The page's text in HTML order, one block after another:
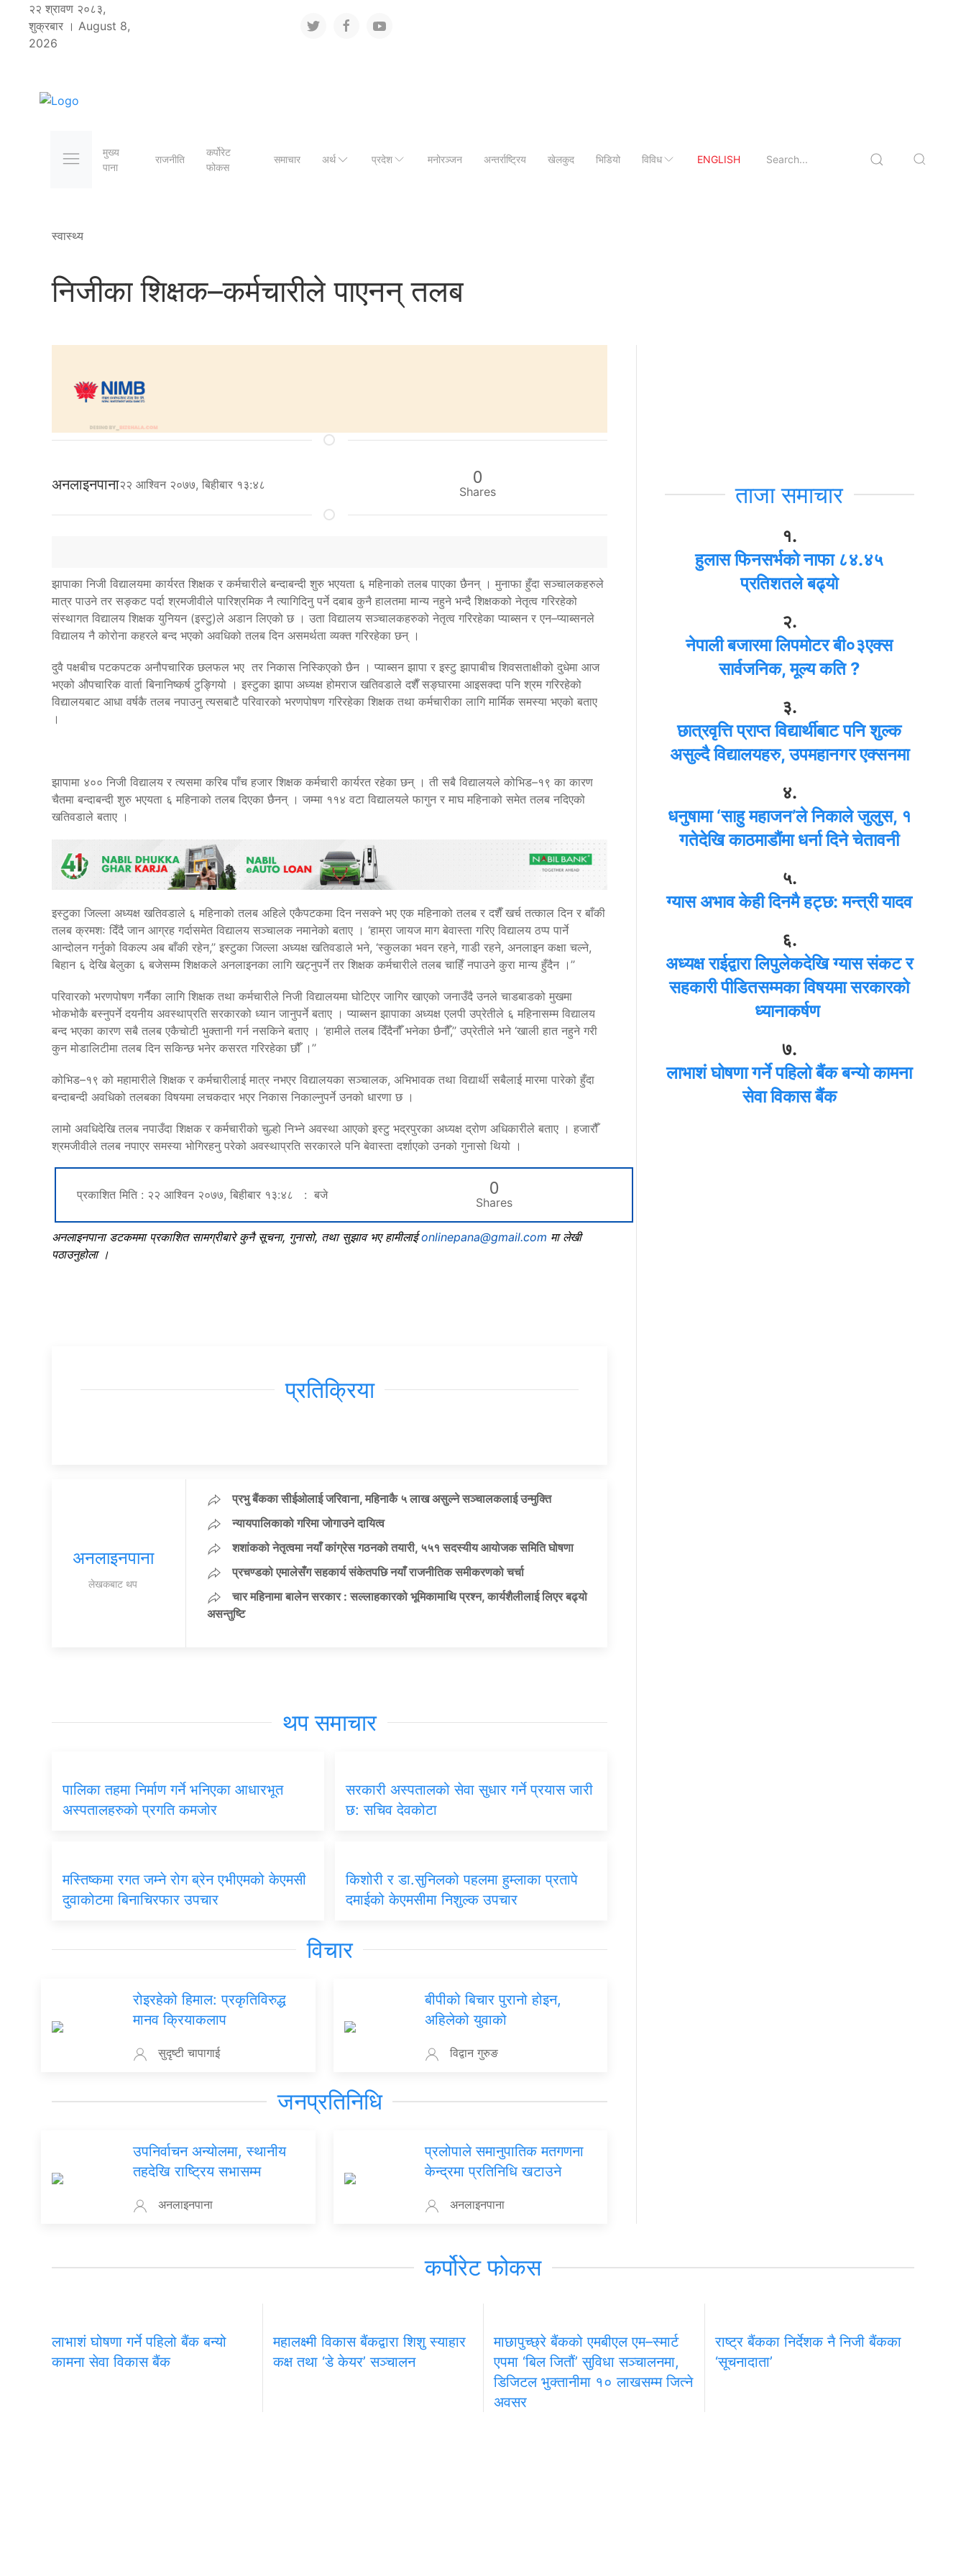
२२ श्रावण २०८३,
शुक्रबार । August 8,
2026
मुख्य
पाना
राजनीति
कर्पोरेट
फोकस
समाचार अर्थ प्रदेश मनोरञ्जन अन्तर्राष्ट्रिय खेलकुद भिडियो विविध ENGLISH
स्वास्थ्य
निजीका शिक्षक–कर्मचारीले पाएनन् तलब
अनलाइनपाना२२ आश्विन २०७७, बिहीबार १३:४८ 0
Shares
झापाका निजी विद्यालयमा कार्यरत शिक्षक र कर्मचारीले बन्दाबन्दी शुरु भएयता ६ महिनाको तलब पाएका छैनन् । मुनाफा हुँदा सञ्चालकहरुले
मात्र पाउने तर सङ्कट पर्दा श्रमजीवीले पारिश्रमिक नै त्यागिदिनु पर्ने दबाब कुनै हालतमा मान्य नहुने भन्दै शिक्षकको नेतृत्व गरिरहेको
संस्थागत विद्यालय शिक्षक युनियन (इस्टु)ले अडान लिएको छ । उता विद्यालय सञ्चालकहरुको नेतृत्व गरिरहेका प्याब्सन र एन–प्याब्सनले
विद्यालय नै कोरोना कहरले बन्द भएको अवधिको तलब दिन असमर्थता व्यक्त गरिरहेका छन् ।
दुवै पक्षबीच पटकपटक अनौपचारिक छलफल भए तर निकास निस्किएको छैन । प्याब्सन झापा र इस्टु झापाबीच शिवसताक्षीको दुधेमा आज
भएको औपचारिक वार्ता बिनानिष्कर्ष टुङ्गियो । इस्टुका झापा अध्यक्ष होमराज खतिवडाले दशैँ सङ्घारमा आइसक्दा पनि श्रम गरिरहेको
विद्यालयबाट आधा वर्षकै तलब नपाउनु त्यसबाटै परिवारको भरणपोषण गरिरहेका शिक्षक तथा कर्मचारीका लागि मार्मिक समस्या भएको बताए
।
झापामा ४०० निजी विद्यालय र त्यसमा करिब पाँच हजार शिक्षक कर्मचारी कार्यरत रहेका छन् । ती सबै विद्यालयले कोभिड–१९ का कारण
चैतमा बन्दाबन्दी शुरु भएयता ६ महिनाको तलब दिएका छैनन् । जम्मा ११४ वटा विद्यालयले फागुन र माघ महिनाको समेत तलब नदिएको
खतिवडाले बताए ।
इस्टुका जिल्ला अध्यक्ष खतिवडाले ६ महिनाको तलब अहिले एकैपटकमा दिन नसक्ने भए एक महिनाको तलब र दशैँ खर्च तत्काल दिन र बाँकी
तलब क्रमशः दिँदै जान आग्रह गर्दासमेत विद्यालय सञ्चालक नमानेको बताए । ‘हाम्रा जायज माग बेवास्ता गरिए विद्यालय ठप्प पार्ने
आन्दोलन गर्नुको विकल्प अब बाँकी रहेन,’’ इस्टुका जिल्ला अध्यक्ष खतिवडाले भने, ‘स्कुलका भवन रहने, गाडी रहने, अनलाइन कक्षा चल्ने,
बिहान ६ देखि बेलुका ६ बजेसम्म शिक्षकले अनलाइनका लागि खट्नुपर्ने तर शिक्षक कर्मचारीले तलब चाहिँ नपाउने कुरा मान्य हुँदैन ।’’
परिवारको भरणपोषण गर्नैका लागि शिक्षक तथा कर्मचारीले निजी विद्यालयमा घोटिएर जागिर खाएको जनाउँदै उनले चाडबाडको मुखमा
भोकभोकै बस्नुपर्ने दयनीय अवस्थाप्रति सरकारको ध्यान जानुपर्ने बताए । प्याब्सन झापाका अध्यक्ष एलपी उप्रेतीले ६ महिनासम्म विद्यालय
बन्द भएका कारण सबै तलब एकैचोटी भुक्तानी गर्न नसकिने बताए । ‘हामीले तलब दिँदैनौँ भनेका छैनौँ,’’ उप्रेतीले भने ‘खाली हात नहुने गरी
कुन मोडालिटीमा तलब दिन सकिन्छ भनेर कसरत गरिरहेका छौँ ।’’
कोभिड–१९ को महामारीले शिक्षक र कर्मचारीलाई मात्र नभएर विद्यालयका सञ्चालक, अभिभावक तथा विद्यार्थी सबैलाई मारमा पारेको हुँदा
बन्दाबन्दी अवधिको तलबका विषयमा लचकदार भएर निकास निकाल्नुपर्ने उनको धारणा छ ।
लामो अवधिदेखि तलब नपाउँदा शिक्षक र कर्मचारीको चुल्हो निभ्ने अवस्था आएको इस्टु भद्रपुरका अध्यक्ष द्रोण अधिकारीले बताए । हजारौँ
श्रमजीवीले तलब नपाएर समस्या भोगिरहनु परेको अवस्थाप्रति सरकारले पनि बेवास्ता दर्शाएको उनको गुनासो थियो ।
प्रकाशित मिति : २२ आश्विन २०७७, बिहीबार १३:४८ : बजे 0
Shares
अनलाइनपाना डटकममा प्रकाशित सामग्रीबारे कुनै सूचना, गुनासो, तथा सुझाव भए हामीलाईonlinepana@gmail.com मा लेखी
पठाउनुहोला ।
प्रतिक्रिया
अनलाइनपाना
लेखकबाट थप
प्रभु बैंकका सीईओलाई जरिवाना, महिनाकै ५ लाख असुल्ने सञ्चालकलाई उन्मुक्ति
न्यायपालिकाको गरिमा जोगाउने दायित्व
शशांकको नेतृत्वमा नयाँ कांग्रेस गठनको तयारी, ५५१ सदस्यीय आयोजक समिति घोषणा
प्रचण्डको एमालेसँग सहकार्य संकेतपछि नयाँ राजनीतिक समीकरणको चर्चा
चार महिनामा बालेन सरकार : सल्लाहकारको भूमिकामाथि प्रश्न, कार्यशैलीलाई लिएर बढ्यो
असन्तुष्टि
थप समाचार
पालिका तहमा निर्माण गर्ने भनिएका आधारभूत
अस्पतालहरुको प्रगति कमजोर
सरकारी अस्पतालको सेवा सुधार गर्ने प्रयास जारी
छ: सचिव देवकोटा
मस्तिष्कमा रगत जम्ने रोग ब्रेन एभीएमको केएमसी
दुवाकोटमा बिनाचिरफार उपचार
किशोरी र डा.सुनिलको पहलमा हुम्लाका प्रतापे
दमाईको केएमसीमा निशुल्क उपचार
विचार
रोइरहेको हिमाल: प्रकृतिविरुद्ध
मानव क्रियाकलाप
सुदृष्टी चापागाई
बीपीको बिचार पुरानो होइन,
अहिलेको युवाको
विद्वान गुरुङ
जनप्रतिनिधि
उपनिर्वाचन अन्योलमा, स्थानीय
तहदेखि राष्ट्रिय सभासम्म
अनलाइनपाना
प्रलोपाले समानुपातिक मतगणना
केन्द्रमा प्रतिनिधि खटाउने
अनलाइनपाना
ताजा समाचार
१.
हुलास फिनसर्भको नाफा ८४.४५
प्रतिशतले बढ्यो
२.
नेपाली बजारमा लिपमोटर बी०३एक्स
सार्वजनिक, मूल्य कति ?
३.
छात्रवृत्ति प्राप्त विद्यार्थीबाट पनि शुल्क
असुल्दै विद्यालयहरु, उपमहानगर एक्सनमा
४.
धनुषामा ‘साहु महाजन’ले निकाले जुलुस, १
गतेदेखि काठमाडौंमा धर्ना दिने चेतावनी
५.
ग्यास अभाव केही दिनमै हट्छ: मन्त्री यादव
६.
अध्यक्ष राईद्वारा लिपुलेकदेखि ग्यास संकट र
सहकारी पीडितसम्मका विषयमा सरकारको
ध्यानाकर्षण
७.
लाभाशं घोषणा गर्ने पहिलो बैंक बन्यो कामना
सेवा विकास बैंक
कर्पोरेट फोकस
लाभाशं घोषणा गर्ने पहिलो बैंक बन्यो
कामना सेवा विकास बैंक
महालक्ष्मी विकास बैंकद्वारा शिशु स्याहार
कक्ष तथा ‘डे केयर’ सञ्चालन
माछापुच्छ्रे बैंकको एमबीएल एम–स्मार्ट
एपमा ‘बिल जितौं’ सुविधा सञ्चालनमा,
डिजिटल भुक्तानीमा १० लाखसम्म जित्ने
अवसर
राष्ट्र बैंकका निर्देशक नै निजी बैंकका
‘सूचनादाता’